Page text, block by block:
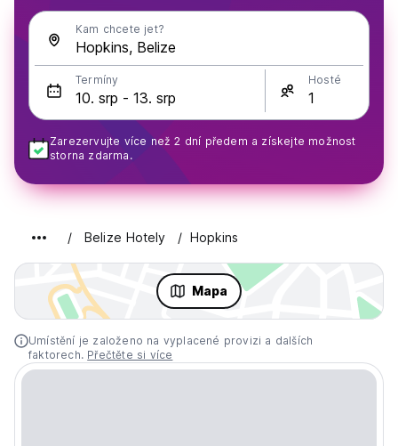
Kam chcete jet?
Termíny Hosté
Zarezervujte více než 2 dní předem a získejte možnost
storna zdarma.
Belize Hotely Hopkins
Mapa
Umístění je založeno na vyplacené provizi a dalších
faktorech. Přečtěte si více